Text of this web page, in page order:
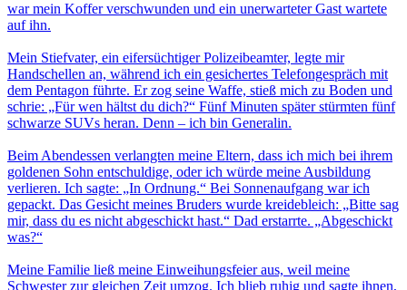
war mein Koffer verschwunden und ein unerwarteter Gast wartete
auf ihn.
Mein Stiefvater, ein eifersüchtiger Polizeibeamter, legte mir
Handschellen an, während ich ein gesichertes Telefongespräch mit
dem Pentagon führte. Er zog seine Waffe, stieß mich zu Boden und
schrie: „Für wen hältst du dich?“ Fünf Minuten später stürmten fünf
schwarze SUVs heran. Denn – ich bin Generalin.
Beim Abendessen verlangten meine Eltern, dass ich mich bei ihrem
goldenen Sohn entschuldige, oder ich würde meine Ausbildung
verlieren. Ich sagte: „In Ordnung.“ Bei Sonnenaufgang war ich
gepackt. Das Gesicht meines Bruders wurde kreidebleich: „Bitte sag
mir, dass du es nicht abgeschickt hast.“ Dad erstarrte. „Abgeschickt
was?“
Meine Familie ließ meine Einweihungsfeier aus, weil meine
Schwester zur gleichen Zeit umzog. Ich blieb ruhig und sagte ihnen,